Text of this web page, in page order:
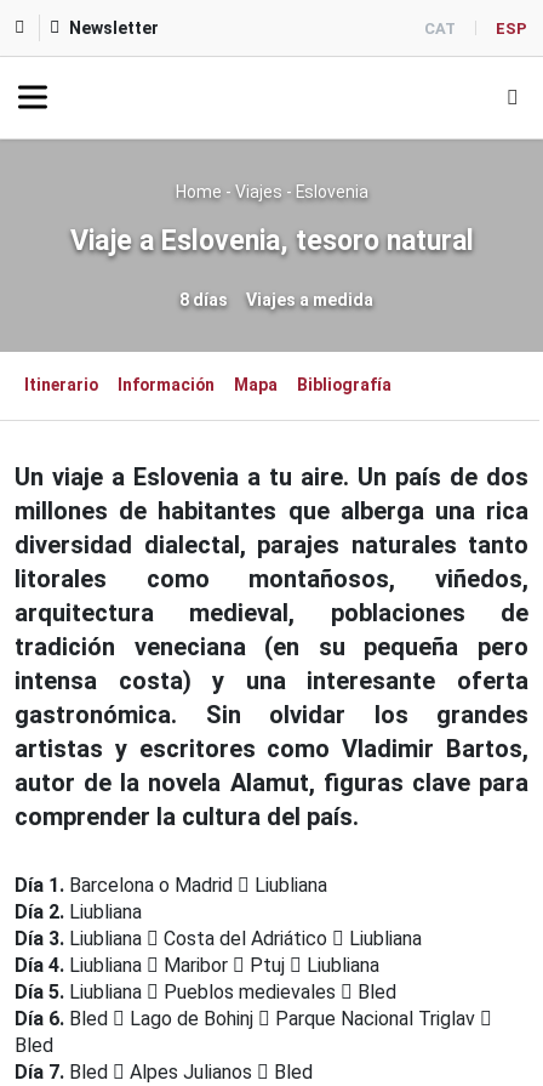
Newsletter CAT ESP
Home - Viajes - Eslovenia
Viaje a Eslovenia, tesoro natural
8 días Viajes a medida
Itinerario Información Mapa Bibliografía
Un viaje a Eslovenia a tu aire. Un país de dos
millones de habitantes que alberga una rica
diversidad dialectal, parajes naturales tanto
litorales como montañosos, viñedos,
arquitectura medieval, poblaciones de
tradición veneciana (en su pequeña pero
intensa costa) y una interesante oferta
gastronómica. Sin olvidar los grandes
artistas y escritores como Vladimir Bartos,
autor de la novela Alamut, figuras clave para
comprender la cultura del país.
Día 1. Barcelona o Madrid
Liubliana
Día 2. Liubliana
Día 3. Liubliana Costa del Adriático
Liubliana
Día 4. Liubliana Maribor Ptuj
Liubliana
Día 5. Liubliana Pueblos medievales
Bled
Día 6. Bled Lago de Bohinj
Parque Nacional Triglav
Bled
Día 7. Bled Alpes Julianos
Bled